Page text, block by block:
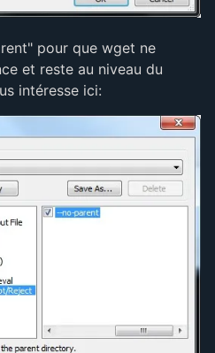
pour que wget ne
et reste au niveau du
intéresse ici: